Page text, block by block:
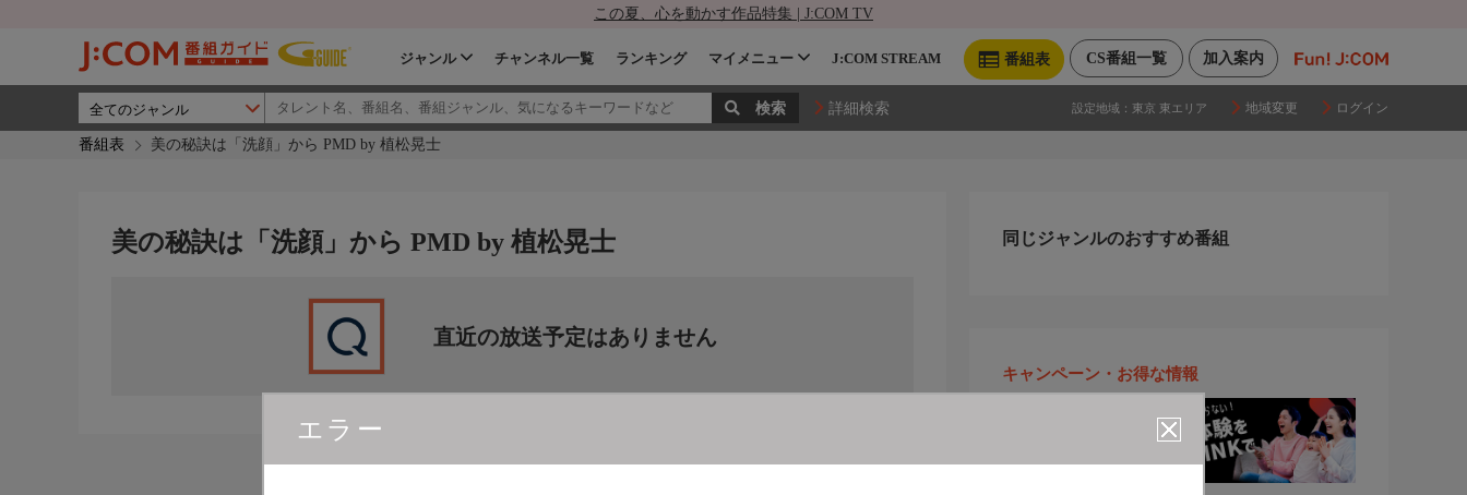
この夏、心を動かす作品特集 | J:COM TV
加入案内
CS番組一覧
番組表
ジャンル チャンネル一覧 ランキング マイメニュー J:COM STREAM
詳細検索 設定地域： 東京 東エリア 地域変更 ログイン
番組表 美の秘訣は「洗顔」から PMD by 植松晃士
エラー
美の秘訣は「洗顔」から PMD by 植松晃士
直近の放送予定はありません
同じジャンルのおすすめ番組
キャンペーン・お得な情報